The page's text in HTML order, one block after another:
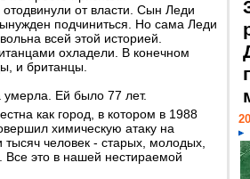
от власти. Сын Леди
подчиниться. Но сама Леди
всей этой историей.
охладели. В конечном
и британцы.
Ей было 77 лет.
как город, в котором в 1988
химическую атаку на
тысяч человек - старых, молодых,
это в нашей нестираемой